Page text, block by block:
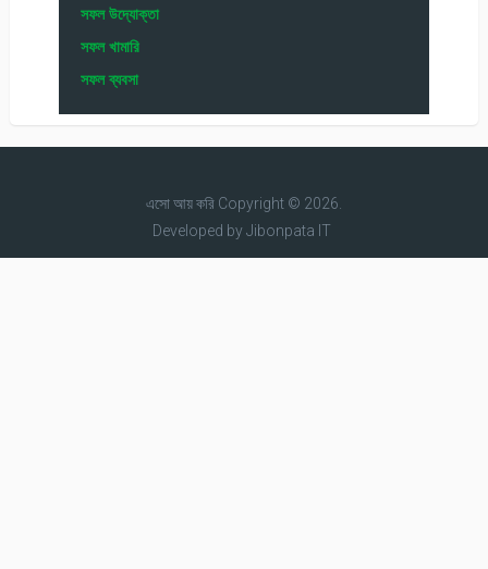
সফল উদ্যোক্তা
সফল খামারি
সফল ব্যবসা
এসো আয় করিCopyright © 2026.
Developed byJibonpata IT